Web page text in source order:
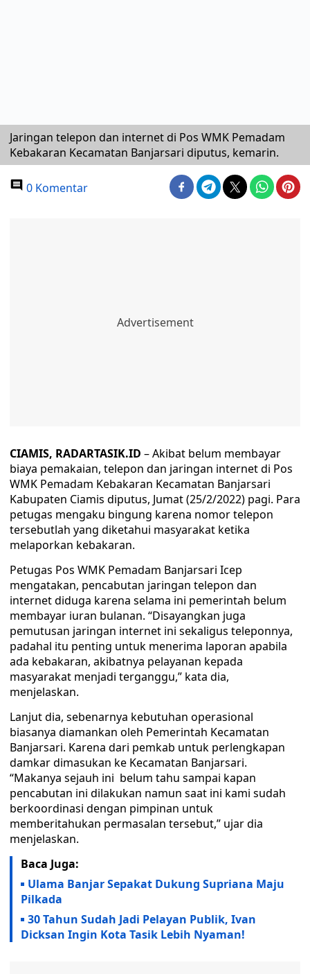
Jaringan telepon dan internet di Pos WMK Pemadam
Kebakaran Kecamatan Banjarsari diputus, kemarin.
0 Komentar
CIAMIS, RADARTASIK.ID – Akibat belum membayar
biaya pemakaian, telepon dan jaringan internet di Pos
WMK Pemadam Kebakaran Kecamatan Banjarsari
Kabupaten Ciamis diputus, Jumat (25/2/2022) pagi. Para
petugas mengaku bingung karena nomor telepon
tersebutlah yang diketahui masyarakat ketika
melaporkan kebakaran.
Petugas Pos WMK Pemadam Banjarsari Icep
mengatakan, pencabutan jaringan telepon dan
internet diduga karena selama ini pemerintah belum
membayar iuran bulanan. “Disayangkan juga
pemutusan jaringan internet ini sekaligus teleponnya,
padahal itu penting untuk menerima laporan apabila
ada kebakaran, akibatnya pelayanan kepada
masyarakat menjadi terganggu,” kata dia,
menjelaskan.
Lanjut dia, sebenarnya kebutuhan operasional
biasanya diamankan oleh Pemerintah Kecamatan
Banjarsari. Karena dari pemkab untuk perlengkapan
damkar dimasukan ke Kecamatan Banjarsari.
“Makanya sejauh ini belum tahu sampai kapan
pencabutan ini dilakukan namun saat ini kami sudah
berkoordinasi dengan pimpinan untuk
memberitahukan permasalan tersebut,” ujar dia
menjelaskan.
Baca Juga:
Ulama Banjar Sepakat Dukung Supriana Maju
Pilkada
30 Tahun Sudah Jadi Pelayan Publik, Ivan
Dicksan Ingin Kota Tasik Lebih Nyaman!